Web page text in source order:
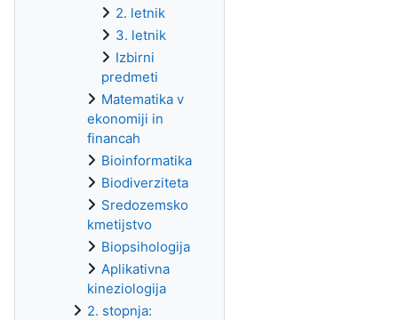
2. letnik
3. letnik
Izbirni
predmeti
Matematika v
ekonomiji in
financah
Bioinformatika
Biodiverziteta
Sredozemsko
kmetijstvo
Biopsihologija
Aplikativna
kineziologija
2. stopnja: